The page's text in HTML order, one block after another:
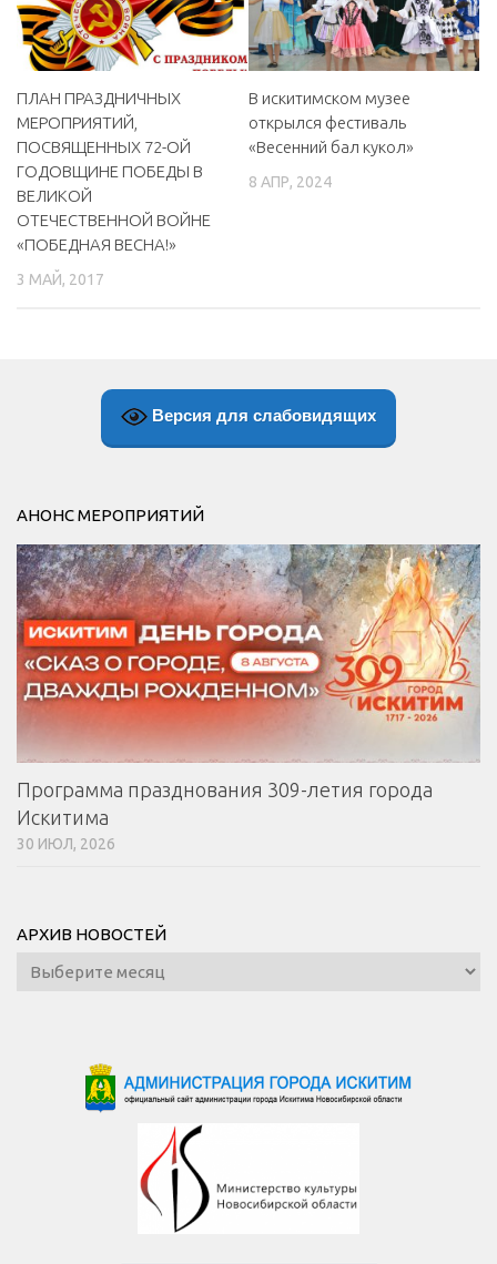
ПЛАН ПРАЗДНИЧНЫХ
МЕРОПРИЯТИЙ,
ПОСВЯЩЕННЫХ 72-ОЙ
ГОДОВЩИНЕ ПОБЕДЫ В
ВЕЛИКОЙ
ОТЕЧЕСТВЕННОЙ ВОЙНЕ
«ПОБЕДНАЯ ВЕСНА!»
3 МАЙ, 2017
В искитимском музее
открылся фестиваль
«Весенний бал кукол»
8 АПР, 2024
Версия для слабовидящих
АНОНС МЕРОПРИЯТИЙ
Программа празднования 309-летия города
Искитима
30 ИЮЛ, 2026
АРХИВ НОВОСТЕЙ
Архив
новостей